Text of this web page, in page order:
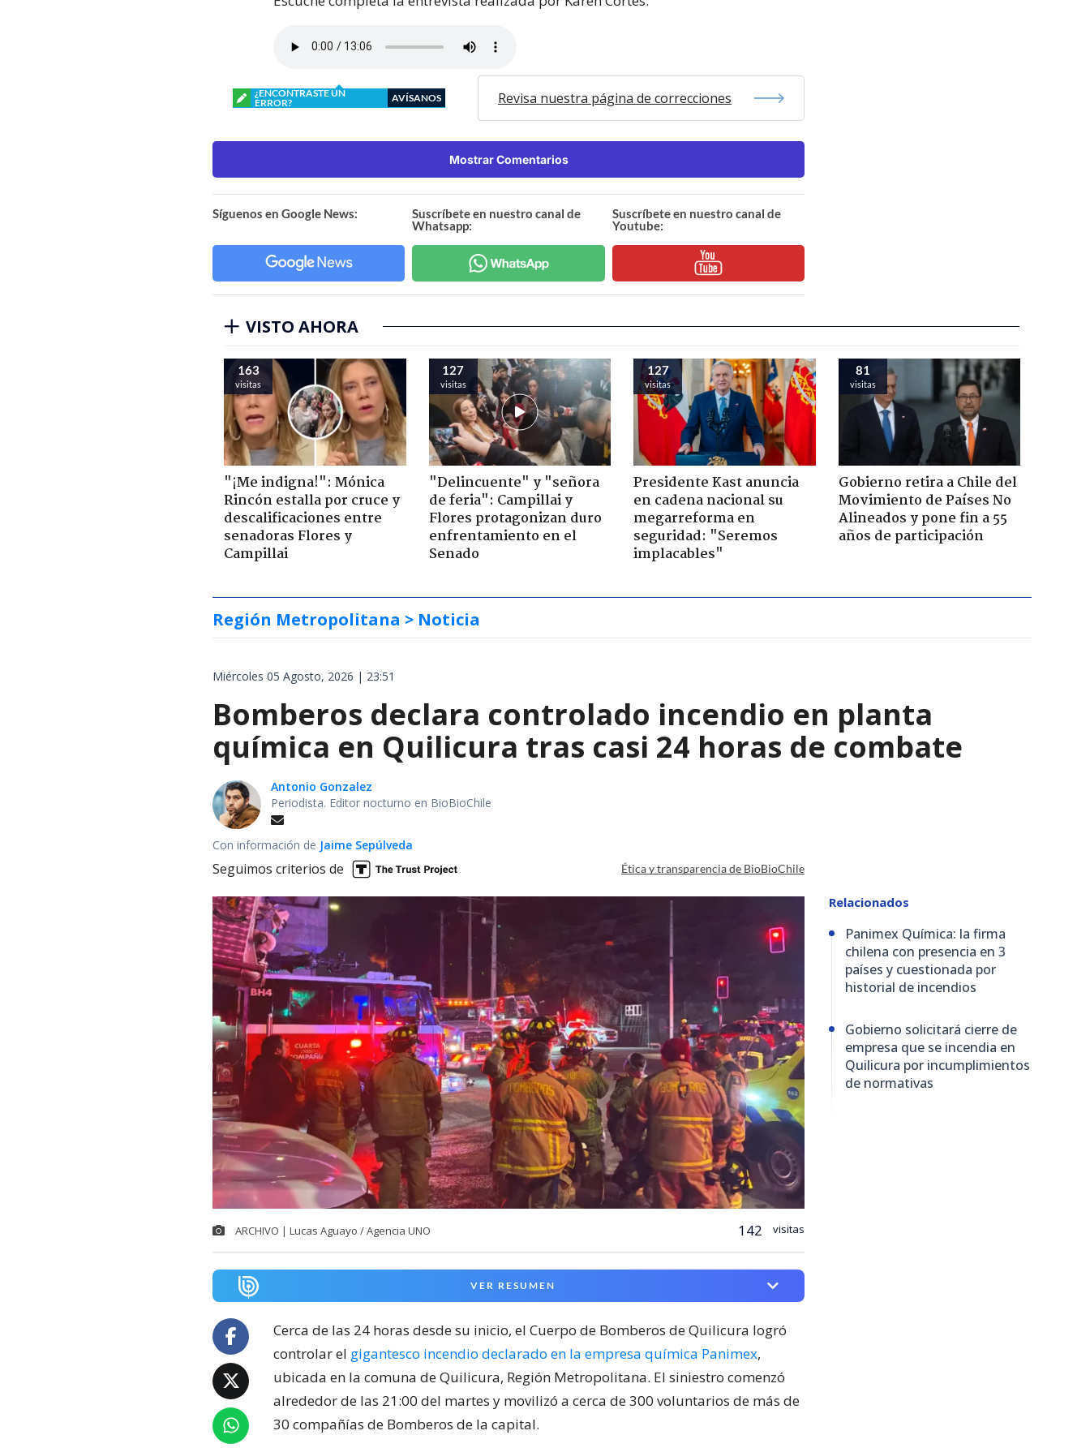
¿ENCONTRASTE UN
ERROR?
AVÍSANOS Revisa nuestra página de correcciones
Mostrar Comentarios
Síguenos en Google News:
Suscríbete en nuestro canal de
Whatsapp:
Suscríbete en nuestro canal de
Youtube:
VISTO AHORA
163
visitas
"¡Me indigna!": Mónica
Rincón estalla por cruce y
descalificaciones entre
senadoras Flores y
Campillai
127
visitas
"Delincuente" y "señora
de feria": Campillai y
Flores protagonizan duro
enfrentamiento en el
Senado
127
visitas
Presidente Kast anuncia
en cadena nacional su
megarreforma en
seguridad: "Seremos
implacables"
81
visitas
Gobierno retira a Chile del
Movimiento de Países No
Alineados y pone fin a 55
años de participación
Región Metropolitana > Noticia
Miércoles 05 Agosto, 2026 | 23:51
Bomberos declara controlado incendio en planta
química en Quilicura tras casi 24 horas de combate
Antonio Gonzalez
Periodista. Editor nocturno en BioBioChile
Con información de Jaime Sepúlveda
Seguimos criterios de Ética y transparencia de BioBioChile
ARCHIVO | Lucas Aguayo / Agencia UNO 142 visitas
VER RESUMEN
Cerca de las 24 horas desde su inicio, el Cuerpo de Bomberos de Quilicura logró
controlar el gigantesco incendio declarado en la empresa química Panimex,
ubicada en la comuna de Quilicura, Región Metropolitana. El siniestro comenzó
alrededor de las 21:00 del martes y movilizó a cerca de 300 voluntarios de más de
30 compañías de Bomberos de la capital.
Relacionados
Panimex Química: la firma
chilena con presencia en 3
países y cuestionada por
historial de incendios
Gobierno solicitará cierre de
empresa que se incendia en
Quilicura por incumplimientos
de normativas